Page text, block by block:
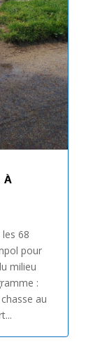
68
pour
milieu
:
au